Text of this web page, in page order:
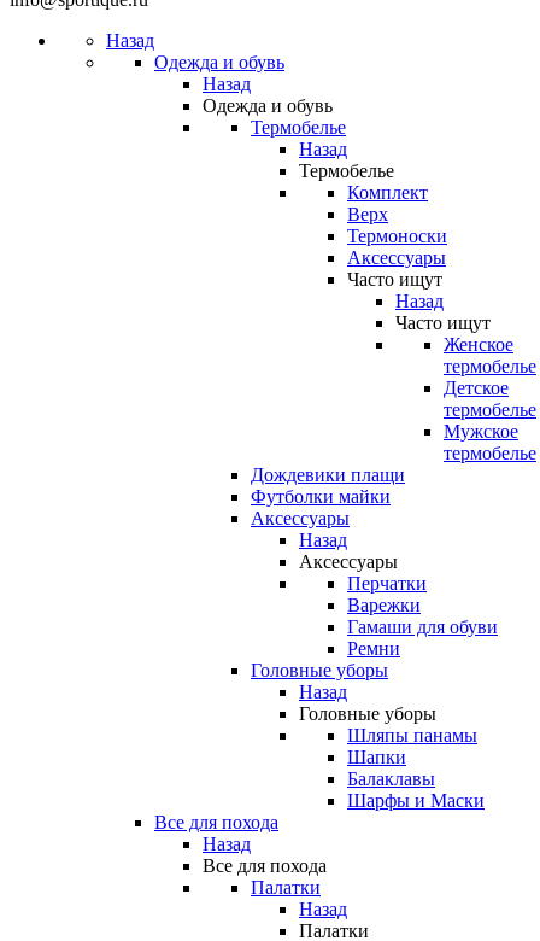
Назад
Одежда и обувь
Назад
Одежда и обувь
Термобелье
Назад
Термобелье
Комплект
Верх
Термоноски
Аксессуары
Часто ищут
Назад
Часто ищут
Женское
термобелье
Детское
термобелье
Мужское
термобелье
Дождевики плащи
Футболки майки
Аксессуары
Назад
Аксессуары
Перчатки
Варежки
Гамаши для обуви
Ремни
Головные уборы
Назад
Головные уборы
Шляпы панамы
Шапки
Балаклавы
Шарфы и Маски
Все для похода
Назад
Все для похода
Палатки
Назад
Палатки